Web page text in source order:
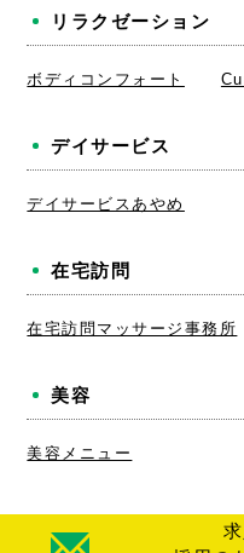
リラクゼーション
ボディコンフォート
デイサービス
デイサービスあやめ
在宅訪問
在宅訪問マッサージ事務所
美容
美容メニュー